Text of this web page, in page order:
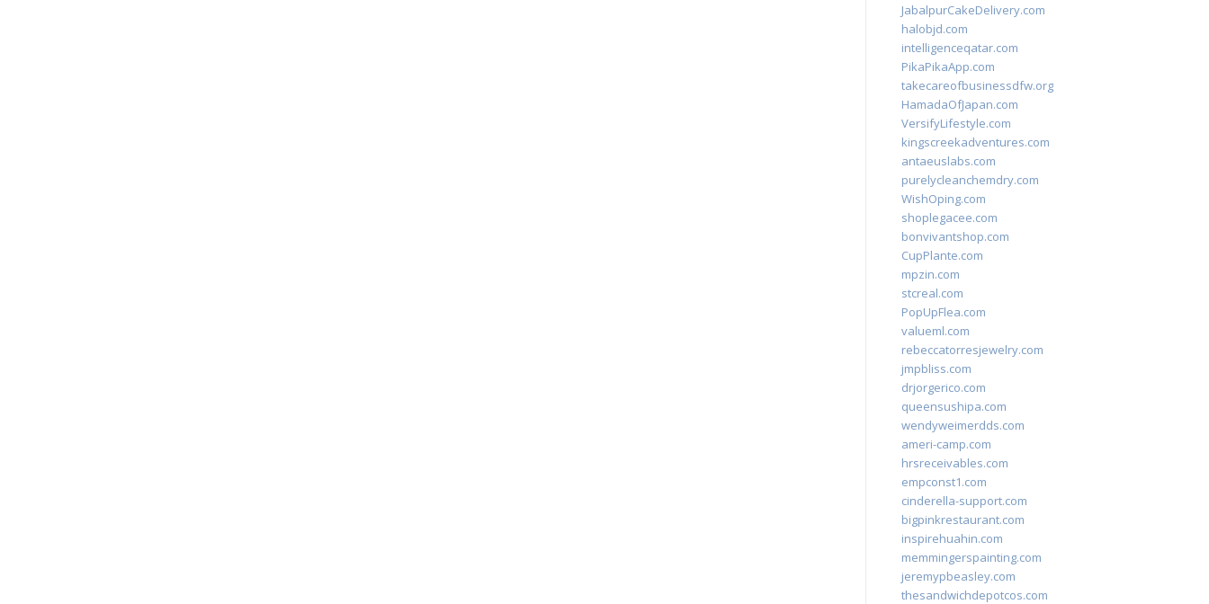
JabalpurCakeDelivery.com
halobjd.com
intelligenceqatar.com
PikaPikaApp.com
takecareofbusinessdfw.org
HamadaOfJapan.com
VersifyLifestyle.com
kingscreekadventures.com
antaeuslabs.com
purelycleanchemdry.com
WishOping.com
shoplegacee.com
bonvivantshop.com
CupPlante.com
mpzin.com
stcreal.com
PopUpFlea.com
valueml.com
rebeccatorresjewelry.com
jmpbliss.com
drjorgerico.com
queensushipa.com
wendyweimerdds.com
ameri-camp.com
hrsreceivables.com
empconst1.com
cinderella-support.com
bigpinkrestaurant.com
inspirehuahin.com
memmingerspainting.com
jeremypbeasley.com
thesandwichdepotcos.com